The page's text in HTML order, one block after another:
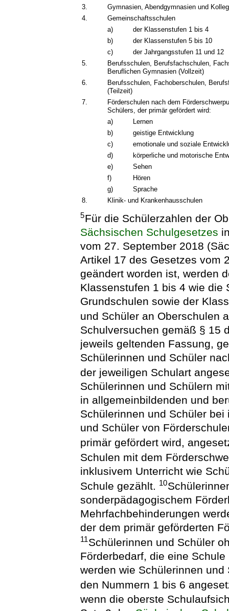
3.
Gymnasien, Abendgymnasien und
4.
Gemeinschaftsschulen
a)
der Klassenstufen 1 bis 4
b)
der Klassenstufen 5 bis 10
c)
der Jahrgangsstufen 11 und 12
5.
Berufsschulen, Berufsfachschulen,
Beruflichen Gymnasien (Vollzeit)
6.
Berufsschulen, Fachoberschulen,
(Teilzeit)
7.
Förderschulen nach dem
Schülers, der primär gefördert wird:
a)
Lernen
b)
geistige Entwicklung
c)
emotionale und soziale
d)
körperliche und motorische
e)
Sehen
f)
Hören
g)
Sprache
8.
Klinik- und Krankenhausschulen
5Für die Schülerzahlen der
Sächsischen Schulgesetzes
vom 27. September 2018
Artikel 17 des Gesetzes vom
geändert worden ist, werden
Klassenstufen 1 bis 4 wie die
Grundschulen sowie der
und Schüler an Oberschulen
Schulversuchen gemäß § 15
jeweils geltenden Fassung,
Schülerinnen und Schüler
der jeweiligen Schulart
Schülerinnen und Schülern
in allgemeinbildenden und
Schülerinnen und Schüler
und Schüler von
primär gefördert wird,
Schulen mit dem
inklusivem Unterricht wie
Schule gezählt. 10
sonderpädagogischem
Mehrfachbehinderungen
der dem primär geförderten
11Schülerinnen und Schüler
Förderbedarf, die eine
werden wie Schülerinnen
den Nummern 1 bis 6
wenn die oberste